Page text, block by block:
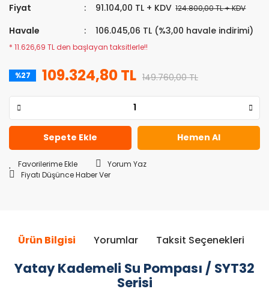
Fiyat
91.104,00 TL + KDV 124.800,00 TL + KDV
Havale 106.045,06 TL (%3,00 havale indirimi)
* 11.626,69 TL den başlayan taksitlerle!!
%27 109.324,80 TL 149.760,00 TL
Sepete Ekle Hemen Al
Yorum Yaz
Fiyatı Düşünce Haber Ver
Ürün Bilgisi Yorumlar Taksit Seçenekleri
Yatay Kademeli Su Pompası / SYT32
Serisi